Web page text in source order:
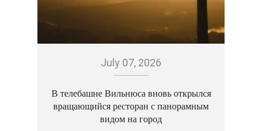
July 07, 2026
В телебашне Вильнюса вновь открылся
вращающийся ресторан с панорамным
видом на город